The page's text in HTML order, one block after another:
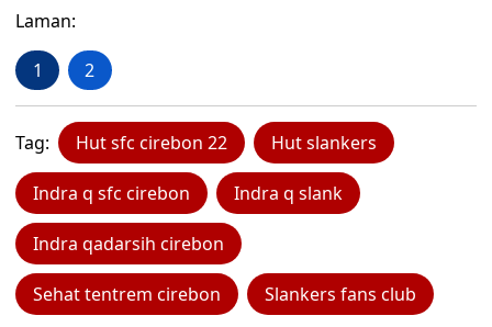
Laman:
1 2
Tag: Hut sfc cirebon 22 Hut slankers
Indra q sfc cirebon Indra q slank
Indra qadarsih cirebon
Sehat tentrem cirebon Slankers fans club